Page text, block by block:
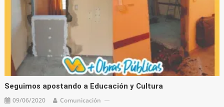
Seguimos apostando a Educación y Cultura
09/06/2020 Comunicación